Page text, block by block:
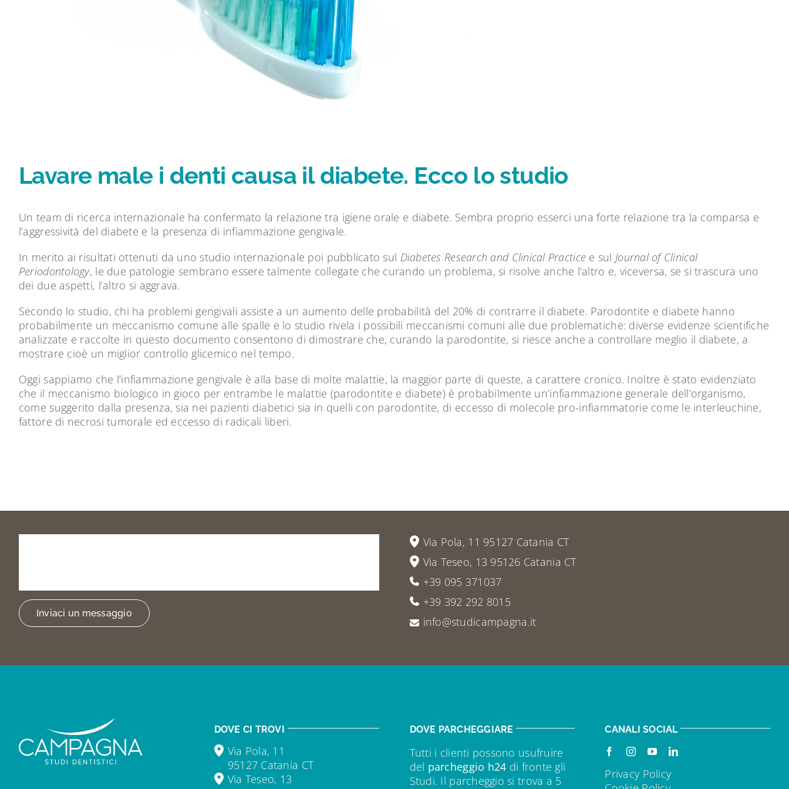
Lavare male i denti causa il diabete. Ecco lo studio
Un team di ricerca internazionale ha confermato la relazione tra igiene orale e diabete. Sembra proprio esserci una forte relazione tra la comparsa e
l’aggressività del diabete e la presenza di infiammazione gengivale.
In merito ai risultati ottenuti da uno studio internazionale poi pubblicato sul Diabetes Research and Clinical Practice e sul Journal of Clinical
Periodontology, le due patologie sembrano essere talmente collegate che curando un problema, si risolve anche l’altro e, viceversa, se si trascura uno
dei due aspetti, l’altro si aggrava.
Secondo lo studio, chi ha problemi gengivali assiste a un aumento delle probabilità del 20% di contrarre il diabete. Parodontite e diabete hanno
probabilmente un meccanismo comune alle spalle e lo studio rivela i possibili meccanismi comuni alle due problematiche: diverse evidenze scientifiche
analizzate e raccolte in questo documento consentono di dimostrare che, curando la parodontite, si riesce anche a controllare meglio il diabete, a
mostrare cioè un miglior controllo glicemico nel tempo.
Oggi sappiamo che l’infiammazione gengivale è alla base di molte malattie, la maggior parte di queste, a carattere cronico. Inoltre è stato evidenziato
che il meccanismo biologico in gioco per entrambe le malattie (parodontite e diabete) è probabilmente un’infiammazione generale dell’organismo,
come suggerito dalla presenza, sia nei pazienti diabetici sia in quelli con parodontite, di eccesso di molecole pro-infiammatorie come le interleuchine,
fattore di necrosi tumorale ed eccesso di radicali liberi.
Inviaci un messaggio
Via Pola, 11 95127 Catania CT
Via Teseo, 13 95126 Catania CT
+39 095 371037
+39 392 292 8015
info@studicampagna.it
DOVE CI TROVI
Via Pola, 11
95127 Catania CT
Via Teseo, 13
DOVE PARCHEGGIARE
Tutti i clienti possono usufruire
del parcheggio h24 di fronte gli
Studi. Il parcheggio si trova a 5
CANALI SOCIAL
Privacy Policy